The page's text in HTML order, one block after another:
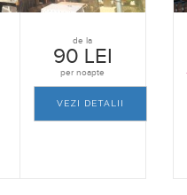
de la
90 LEI
per noapte
VEZI DETALII